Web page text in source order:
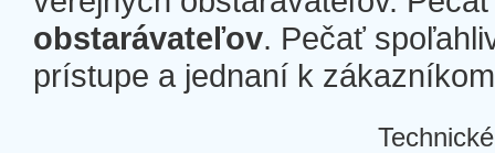
obstarávateľov. Pečať
prístupe a jednaní k